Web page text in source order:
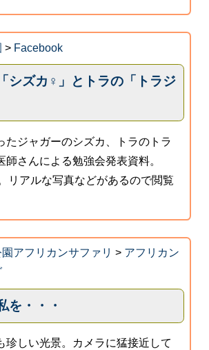
> Facebook
シズカ♀」とトラの「トラジ
ジャガーのシズカ、トラのトラ
師さんによる勉強会発表資料。
リアルな写真などがあるので閲覧
アフリカンサファリ > アフリカン
を・・・
しい光景。カメラに猛接近して